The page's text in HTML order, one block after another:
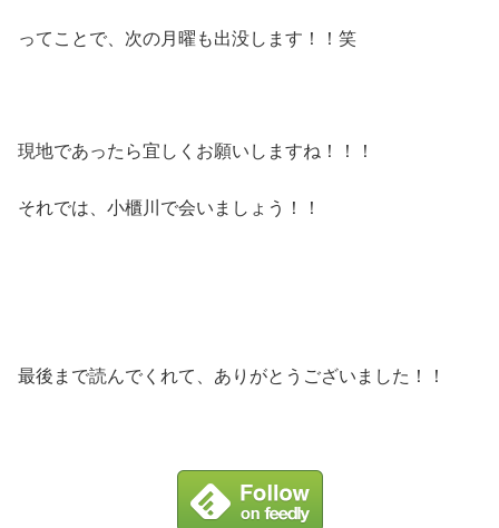
ってことで、次の月曜も出没します！！笑
現地であったら宜しくお願いしますね！！！
それでは、小櫃川で会いましょう！！
最後まで読んでくれて、ありがとうございました！！